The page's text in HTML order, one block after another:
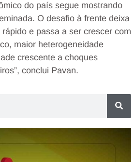
do país segue mostrando
O desafio à frente deixa
e passa a ser crescer com
maior heterogeneidade
crescente a choques
conclui Pavan.